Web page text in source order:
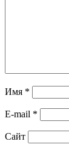
Имя *
E-mail *
Сайт